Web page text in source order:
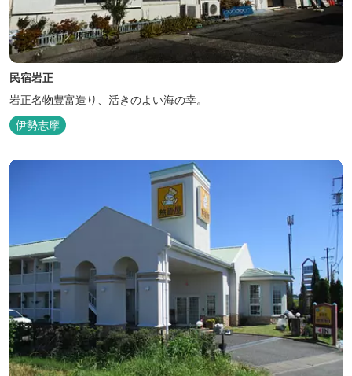
民宿岩正
岩正名物豊富造り、活きのよい海の幸。
伊勢志摩